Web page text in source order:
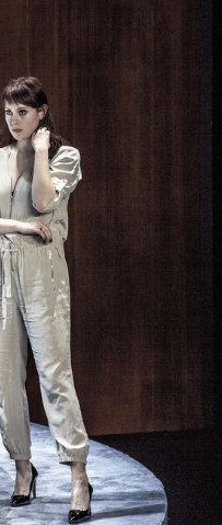
Vor Sonnenaufgang
Teatro Stabile di Bolzano / VBB , 2024
The Borgias
Sommerspiele Melk, 2024